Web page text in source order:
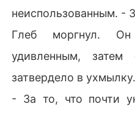
неиспользованным. -
Глеб моргнул. Он
удивленным,
затвердело в ухмылку.
- За то, что почти